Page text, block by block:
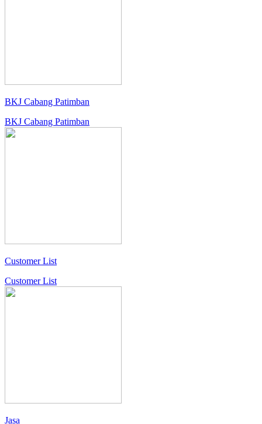
BKJ Cabang Patimban
BKJ Cabang Patimban
Customer List
Customer List
Jasa